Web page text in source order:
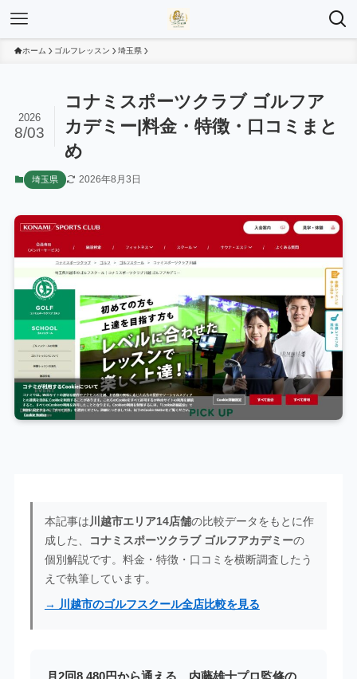
ホーム ゴルフレッスン 埼玉県
コナミスポーツクラブ ゴルフア
カデミー|料金・特徴・口コミまと
め
2026
8/03
埼玉県 2026年8月3日
本記事は川越市エリア14店舗の比較データをもとに作
成した、
コナミスポーツクラブ ゴルフアカデミーの
個別解説です。料金・特徴・口コミを横断調査したう
えで執筆しています。
→ 川越市のゴルフスクール全店比較を見る